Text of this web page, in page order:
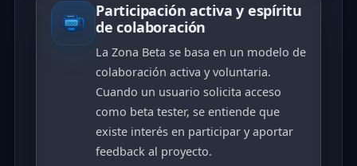
Participación activa y espíritu
de colaboración
La Zona Beta se basa en un modelo de
colaboración activa y voluntaria.
Cuando un usuario solicita acceso
como beta tester, se entiende que
existe interés en participar y aportar
feedback al proyecto.